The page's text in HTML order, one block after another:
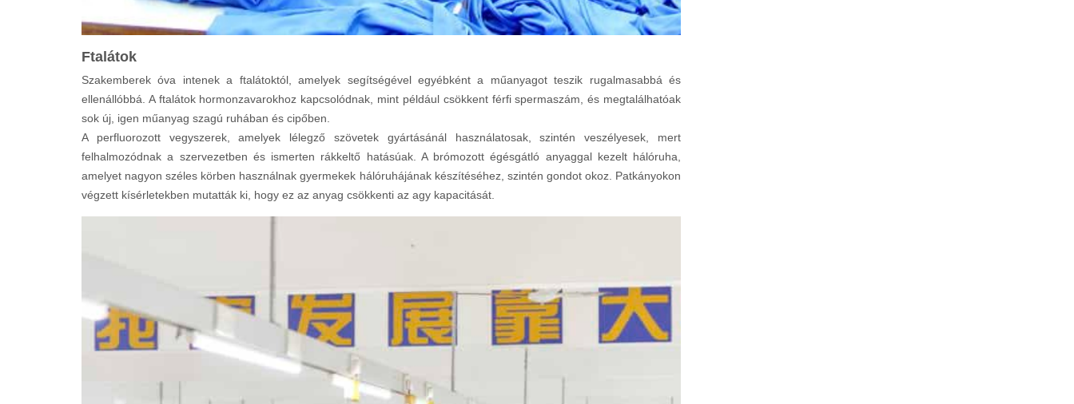
Ftalátok
Szakemberek óva intenek a ftalátoktól, amelyek segítségével egyébként a műanyagot teszik rugalmasabbá és
ellenállóbbá. A ftalátok hormonzavarokhoz kapcsolódnak, mint például csökkent férfi spermaszám, és megtalálhatóak
sok új, igen műanyag szagú ruhában és cipőben.
A perfluorozott vegyszerek, amelyek lélegző szövetek gyártásánál használatosak, szintén veszélyesek, mert
felhalmozódnak a szervezetben és ismerten rákkeltő hatásúak. A brómozott égésgátló anyaggal kezelt hálóruha,
amelyet nagyon széles körben használnak gyermekek hálóruhájának készítéséhez, szintén gondot okoz. Patkányokon
végzett kísérletekben mutatták ki, hogy ez az anyag csökkenti az agy kapacitását.